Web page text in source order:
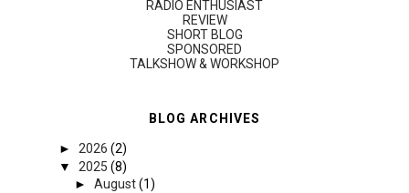
RADIO ENTHUSIAST
REVIEW
SHORT BLOG
SPONSORED
TALKSHOW & WORKSHOP
BLOG ARCHIVES
► 2026 (2)
▼ 2025 (8)
► August(1)